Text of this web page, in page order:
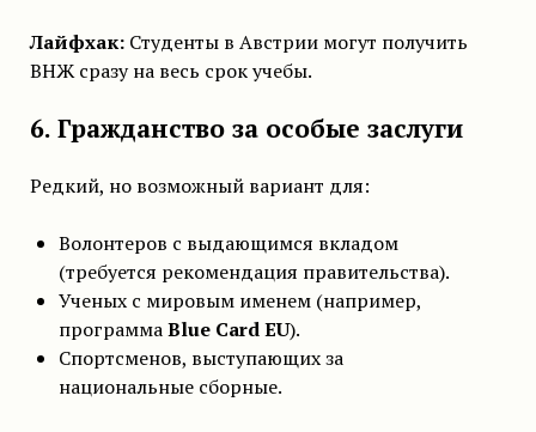
Лайфхак:Студенты в Австрии могут получить
ВНЖ сразу на весь срок учебы.
6. Гражданство за особые заслуги
Редкий, но возможный вариант для:
Волонтеров с выдающимся вкладом
(требуется рекомендация правительства).
Ученых с мировым именем (например,
программаBlue Card EU).
Спортсменов, выступающих за
национальные сборные.